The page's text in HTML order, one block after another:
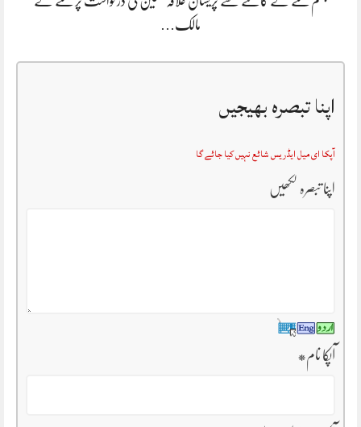
مالک…
اپنا تبصرہ بھیجیں
آپکا ای میل ایڈریس شائع نہیں کیا جائے گا
اپنا تبصرہ لکھیں
آپکا نام*